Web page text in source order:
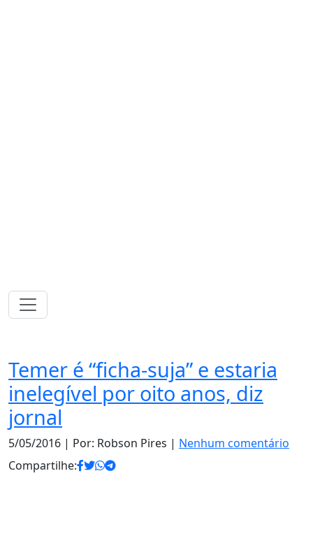
Temer é “ficha-suja” e estaria
inelegível por oito anos, diz
jornal
5/05/2016 | Por: Robson Pires | Nenhum comentário
Compartilhe: